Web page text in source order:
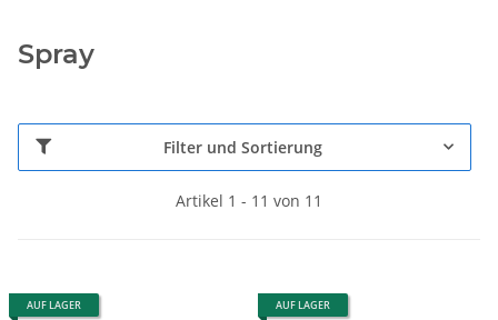
Spray
Filter und Sortierung
Artikel 1 - 11 von 11
AUF LAGER AUF LAGER